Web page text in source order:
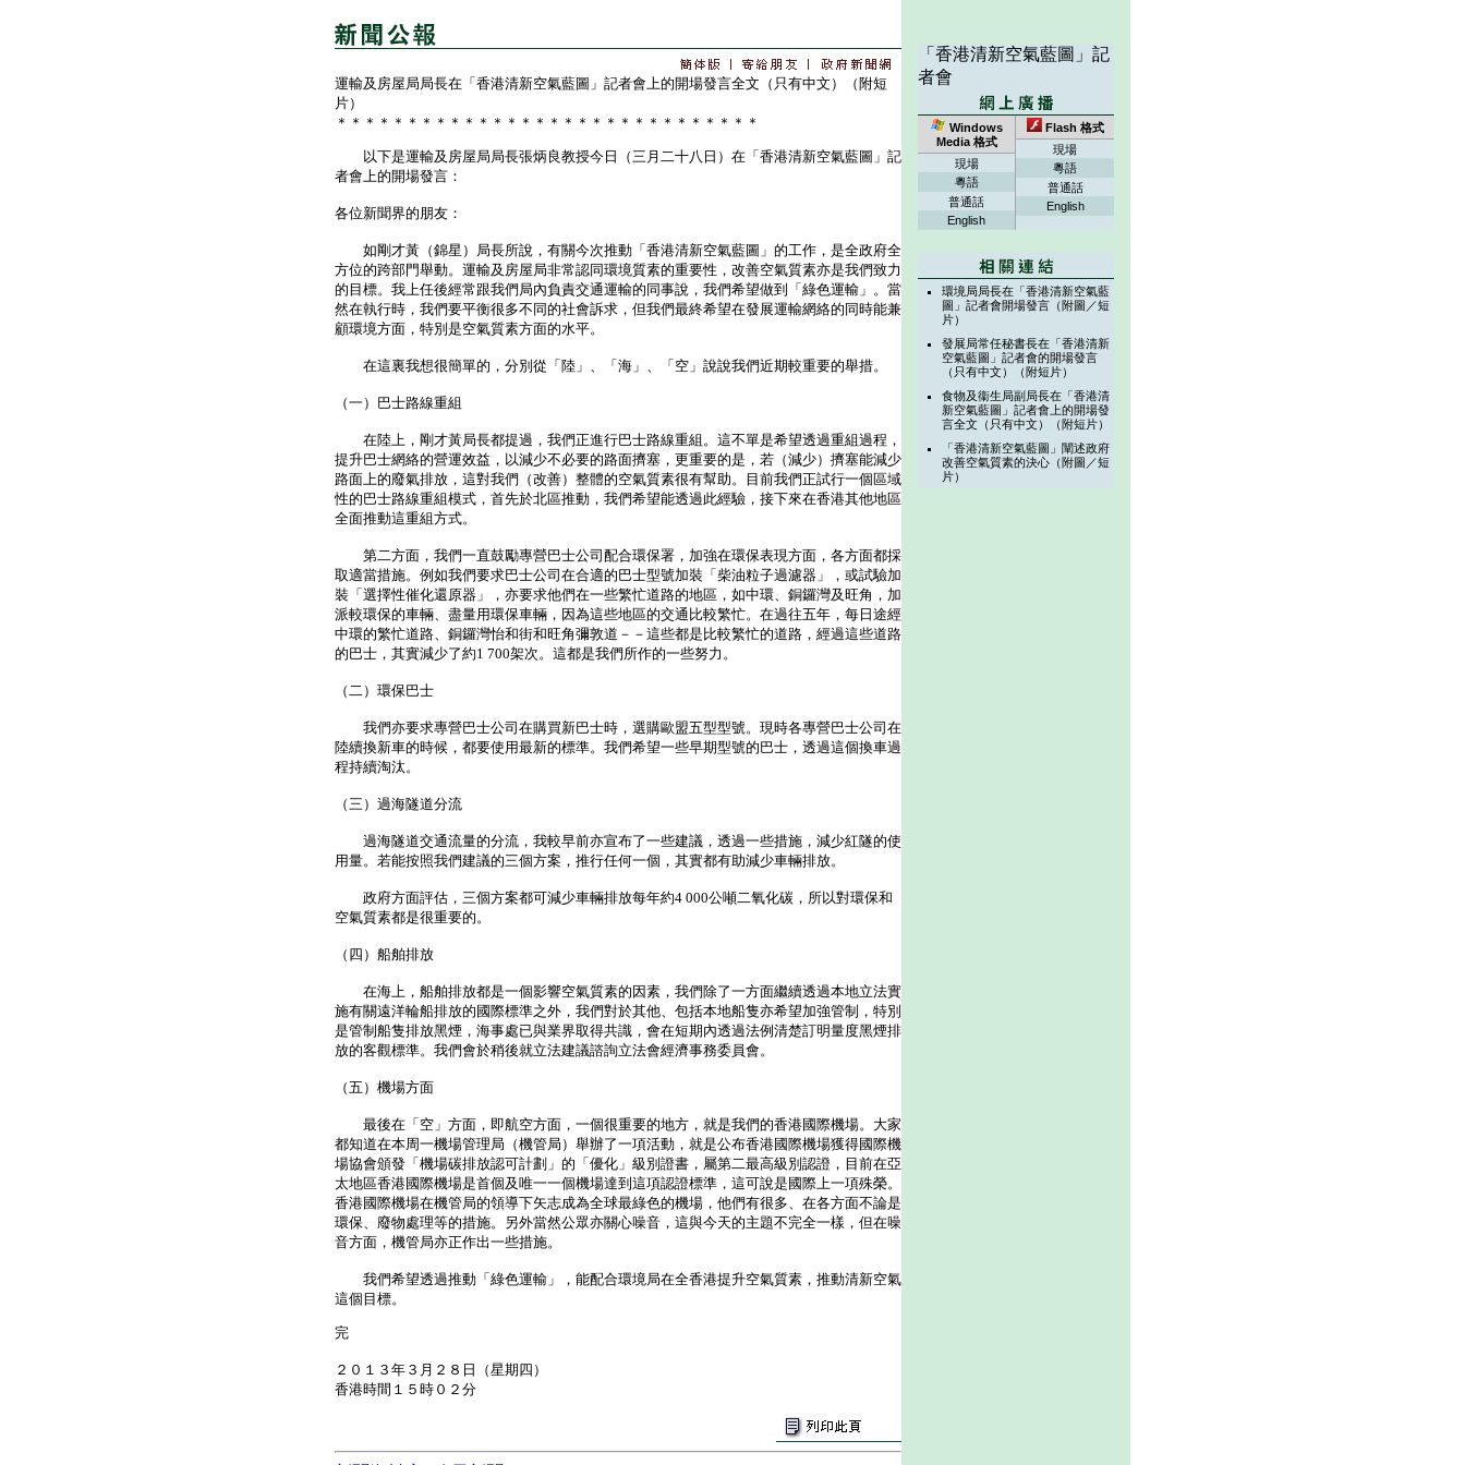
運輸及房屋局局長在「香港清新空氣藍圖」記者會上的開場發言全文（只有中文）（附短
片）
＊＊＊＊＊＊＊＊＊＊＊＊＊＊＊＊＊＊＊＊＊＊＊＊＊＊＊＊＊＊
以下是運輸及房屋局局長張炳良教授今日（三月二十八日）在「香港清新空氣藍圖」記
者會上的開場發言：
各位新聞界的朋友：
如剛才黃（錦星）局長所說，有關今次推動「香港清新空氣藍圖」的工作，是全政府全
方位的跨部門舉動。運輸及房屋局非常認同環境質素的重要性，改善空氣質素亦是我們致力
的目標。我上任後經常跟我們局內負責交通運輸的同事說，我們希望做到「綠色運輸」。當
然在執行時，我們要平衡很多不同的社會訴求，但我們最終希望在發展運輸網絡的同時能兼
顧環境方面，特別是空氣質素方面的水平。
在這裏我想很簡單的，分別從「陸」、「海」、「空」說說我們近期較重要的舉措。
（一）巴士路線重組
在陸上，剛才黃局長都提過，我們正進行巴士路線重組。這不單是希望透過重組過程，
提升巴士網絡的營運效益，以減少不必要的路面擠塞，更重要的是，若（減少）擠塞能減少
路面上的廢氣排放，這對我們（改善）整體的空氣質素很有幫助。目前我們正試行一個區域
性的巴士路線重組模式，首先於北區推動，我們希望能透過此經驗，接下來在香港其他地區
全面推動這重組方式。
第二方面，我們一直鼓勵專營巴士公司配合環保署，加強在環保表現方面，各方面都採
取適當措施。例如我們要求巴士公司在合適的巴士型號加裝「柴油粒子過濾器」，或試驗加
裝「選擇性催化還原器」，亦要求他們在一些繁忙道路的地區，如中環、銅鑼灣及旺角，加
派較環保的車輛、盡量用環保車輛，因為這些地區的交通比較繁忙。在過往五年，每日途經
中環的繁忙道路、銅鑼灣怡和街和旺角彌敦道－－這些都是比較繁忙的道路，經過這些道路
的巴士，其實減少了約1 700架次。這都是我們所作的一些努力。
（二）環保巴士
我們亦要求專營巴士公司在購買新巴士時，選購歐盟五型型號。現時各專營巴士公司在
陸續換新車的時候，都要使用最新的標準。我們希望一些早期型號的巴士，透過這個換車過
程持續淘汰。
（三）過海隧道分流
過海隧道交通流量的分流，我較早前亦宣布了一些建議，透過一些措施，減少紅隧的使
用量。若能按照我們建議的三個方案，推行任何一個，其實都有助減少車輛排放。
政府方面評估，三個方案都可減少車輛排放每年約4 000公噸二氧化碳，所以對環保和
空氣質素都是很重要的。
（四）船舶排放
在海上，船舶排放都是一個影響空氣質素的因素，我們除了一方面繼續透過本地立法實
施有關遠洋輪船排放的國際標準之外，我們對於其他、包括本地船隻亦希望加強管制，特別
是管制船隻排放黑煙，海事處已與業界取得共識，會在短期內透過法例清楚訂明量度黑煙排
放的客觀標準。我們會於稍後就立法建議諮詢立法會經濟事務委員會。
（五）機場方面
最後在「空」方面，即航空方面，一個很重要的地方，就是我們的香港國際機場。大家
都知道在本周一機場管理局（機管局）舉辦了一項活動，就是公布香港國際機場獲得國際機
場協會頒發「機場碳排放認可計劃」的「優化」級別證書，屬第二最高級別認證，目前在亞
太地區香港國際機場是首個及唯一一個機場達到這項認證標準，這可說是國際上一項殊榮。
香港國際機場在機管局的領導下矢志成為全球最綠色的機場，他們有很多、在各方面不論是
環保、廢物處理等的措施。另外當然公眾亦關心噪音，這與今天的主題不完全一樣，但在噪
音方面，機管局亦正作出一些措施。
我們希望透過推動「綠色運輸」，能配合環境局在全香港提升空氣質素，推動清新空氣
這個目標。
完
２０１３年３月２８日（星期四）
香港時間１５時０２分
「香港清新空氣藍圖」記
者會
Windows
Media 格式
現場
粵語
普通話
English
Flash 格式
現場
粵語
普通話
English
環境局局長在「香港清新空氣藍
圖」記者會開場發言（附圖／短
片）
發展局常任秘書長在「香港清新
空氣藍圖」記者會的開場發言
（只有中文）（附短片）
食物及衞生局副局長在「香港清
新空氣藍圖」記者會上的開場發
言全文（只有中文）（附短片）
「香港清新空氣藍圖」闡述政府
改善空氣質素的決心（附圖／短
片）